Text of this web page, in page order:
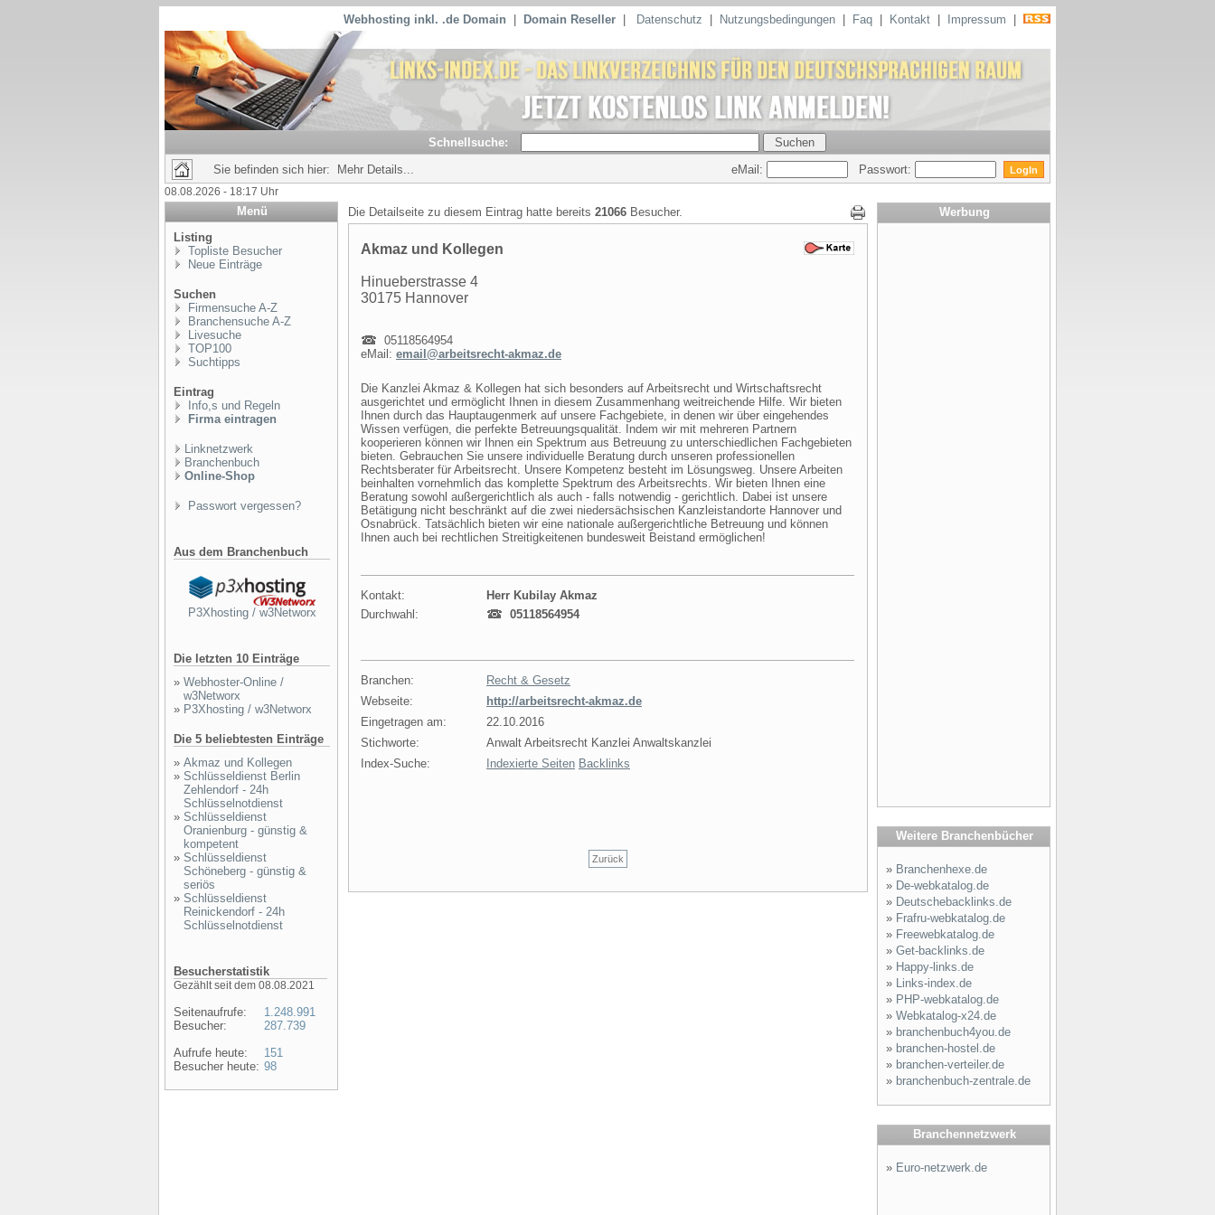
Webhosting inkl. .de Domain Domain Reseller Datenschutz Nutzungsbedingungen Faq Kontakt Impressum
Schnellsuche:
Sie befinden sich hier: Mehr Details...
eMail: Passwort:
08.08.2026 - 18:17 Uhr
Menü
Listing
Topliste Besucher
Neue Einträge
Suchen
Firmensuche A-Z
Branchensuche A-Z
Livesuche
TOP100
Suchtipps
Eintrag
Info,s und Regeln
Firma eintragen
Linknetzwerk
Branchenbuch
Online-Shop
Passwort vergessen?
Aus dem Branchenbuch
P3Xhosting / w3Networx
Die letzten 10 Einträge
» Webhoster-Online /
w3Networx
» P3Xhosting / w3Networx
Die 5 beliebtesten Einträge
» Akmaz und Kollegen
» Schlüsseldienst Berlin
Zehlendorf - 24h
Schlüsselnotdienst
» Schlüsseldienst
Oranienburg - günstig &
kompetent
» Schlüsseldienst
Schöneberg - günstig &
seriös
» Schlüsseldienst
Reinickendorf - 24h
Schlüsselnotdienst
Besucherstatistik
Gezählt seit dem 08.08.2021
Seitenaufrufe:
Besucher:
Aufrufe heute:
Besucher heute:
1.248.991
287.739
151
98
Die Detailseite zu diesem Eintrag hatte bereits 21066 Besucher.
Akmaz und Kollegen
Hinueberstrasse 4
30175 Hannover
05118564954
eMail: email@arbeitsrecht-akmaz.de
Die Kanzlei Akmaz & Kollegen hat sich besonders auf Arbeitsrecht und Wirtschaftsrecht
ausgerichtet und ermöglicht Ihnen in diesem Zusammenhang weitreichende Hilfe. Wir bieten
Ihnen durch das Hauptaugenmerk auf unsere Fachgebiete, in denen wir über eingehendes
Wissen verfügen, die perfekte Betreuungsqualität. Indem wir mit mehreren Partnern
kooperieren können wir Ihnen ein Spektrum aus Betreuung zu unterschiedlichen Fachgebieten
bieten. Gebrauchen Sie unsere individuelle Beratung durch unseren professionellen
Rechtsberater für Arbeitsrecht. Unsere Kompetenz besteht im Lösungsweg. Unsere Arbeiten
beinhalten vornehmlich das komplette Spektrum des Arbeitsrechts. Wir bieten Ihnen eine
Beratung sowohl außergerichtlich als auch - falls notwendig - gerichtlich. Dabei ist unsere
Betätigung nicht beschränkt auf die zwei niedersächsischen Kanzleistandorte Hannover und
Osnabrück. Tatsächlich bieten wir eine nationale außergerichtliche Betreuung und können
Ihnen auch bei rechtlichen Streitigkeitenen bundesweit Beistand ermöglichen!
Kontakt:
Herr Kubilay Akmaz
Durchwahl:
05118564954
Branchen:
Recht & Gesetz
Webseite:
http://arbeitsrecht-akmaz.de
Eingetragen am:
22.10.2016
Stichworte:
Anwalt Arbeitsrecht Kanzlei Anwaltskanzlei
Index-Suche:
Indexierte Seiten Backlinks
Zurück
Werbung
Weitere Branchenbücher
» Branchenhexe.de
» De-webkatalog.de
» Deutschebacklinks.de
» Frafru-webkatalog.de
» Freewebkatalog.de
» Get-backlinks.de
» Happy-links.de
» Links-index.de
» PHP-webkatalog.de
» Webkatalog-x24.de
» branchenbuch4you.de
» branchen-hostel.de
» branchen-verteiler.de
» branchenbuch-zentrale.de
Branchennetzwerk
» Euro-netzwerk.de